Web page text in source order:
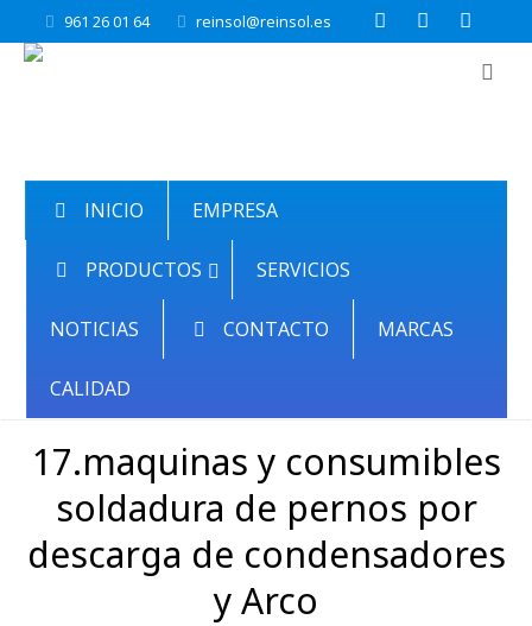
961 26 01 64 reinsol@reinsol.es
INICIO EMPRESA
PRODUCTOS SERVICIOS
NOTICIAS CONTACTO MARCAS
CALIDAD
17.maquinas y consumibles
soldadura de pernos por
descarga de condensadores
y Arco